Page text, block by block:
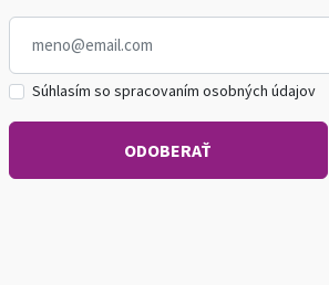
Súhlasím so spracovaním osobných údajov